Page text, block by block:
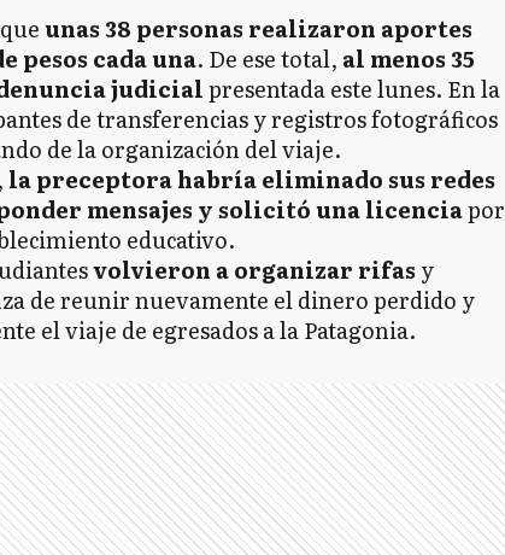
unas 38 personas realizaron aportes
pesos cada una. De ese total, al menos 35
judicialpresentada este lunes. En la
de transferencias y registros fotográficos
de la organización del viaje.
la preceptora habría eliminado sus redes
mensajes y solicitó una licenciapor
educativo.
volvieron a organizar rifas y
de reunir nuevamente el dinero perdido y
el viaje de egresados a la Patagonia.